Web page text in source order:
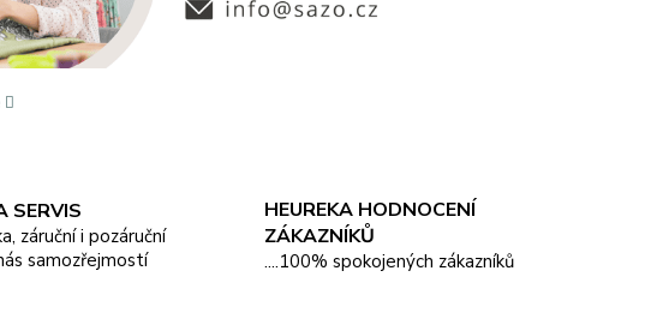
SERVIS
záruční i pozáruční
samozřejmostí
HEUREKA HODNOCENÍ
ZÁKAZNÍKŮ
....100% spokojených zákazníků